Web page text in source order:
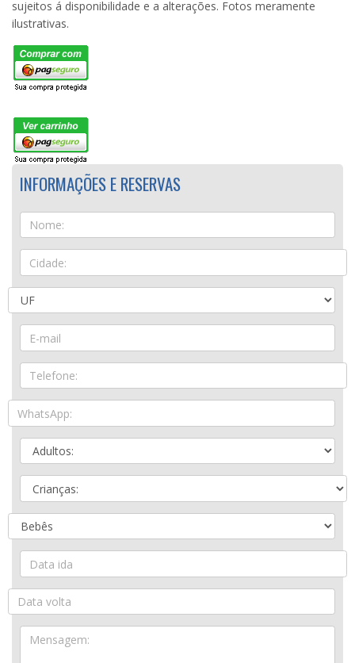
sujeitos á disponibilidade e a alterações. Fotos meramente
ilustrativas.
INFORMAÇÕES E RESERVAS